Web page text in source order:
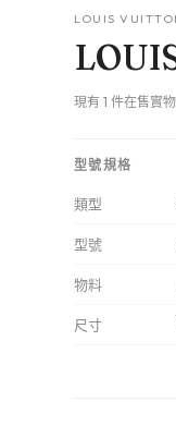
LOUIS
現有 1 件在售實
型號規格
類型
型號
物料
尺寸